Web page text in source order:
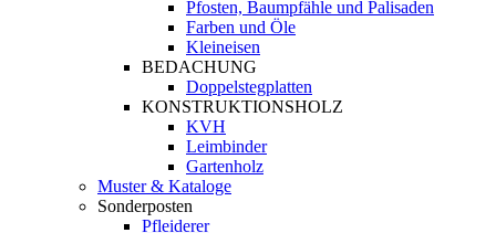
Pfosten, Baumpfähle und Palisaden
Farben und Öle
Kleineisen
BEDACHUNG
Doppelstegplatten
KONSTRUKTIONSHOLZ
KVH
Leimbinder
Gartenholz
Muster & Kataloge
Sonderposten
Pfleiderer